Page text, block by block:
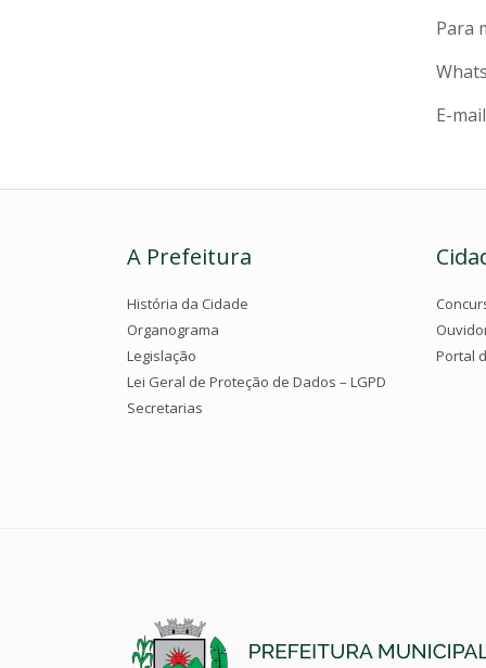
Para
E-
A Prefeitura
História da Cidade
Organograma
Legislação
Lei Geral de Proteção de Dados – LGPD
Secretarias
Portal